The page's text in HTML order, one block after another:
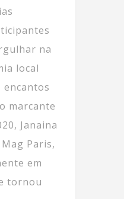
na
local
marcante
Janaina
Paris,
em
tornou